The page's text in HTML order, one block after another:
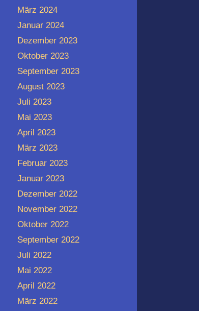
März 2024
Januar 2024
Dezember 2023
Oktober 2023
September 2023
August 2023
Juli 2023
Mai 2023
April 2023
März 2023
Februar 2023
Januar 2023
Dezember 2022
November 2022
Oktober 2022
September 2022
Juli 2022
Mai 2022
April 2022
März 2022